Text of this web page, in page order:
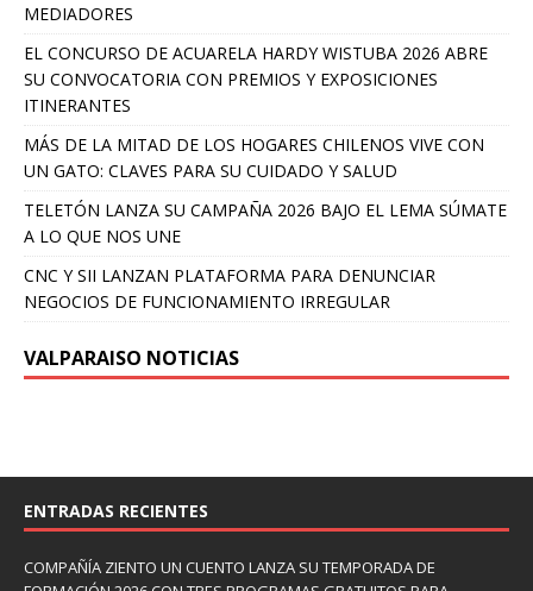
MEDIADORES
EL CONCURSO DE ACUARELA HARDY WISTUBA 2026 ABRE
SU CONVOCATORIA CON PREMIOS Y EXPOSICIONES
ITINERANTES
MÁS DE LA MITAD DE LOS HOGARES CHILENOS VIVE CON
UN GATO: CLAVES PARA SU CUIDADO Y SALUD
TELETÓN LANZA SU CAMPAÑA 2026 BAJO EL LEMA SÚMATE
A LO QUE NOS UNE
CNC Y SII LANZAN PLATAFORMA PARA DENUNCIAR
NEGOCIOS DE FUNCIONAMIENTO IRREGULAR
VALPARAISO NOTICIAS
ENTRADAS RECIENTES
COMPAÑÍA ZIENTO UN CUENTO LANZA SU TEMPORADA DE